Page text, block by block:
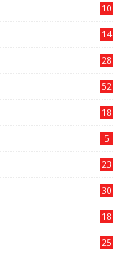
10
14
28
52
18
5
23
30
18
25